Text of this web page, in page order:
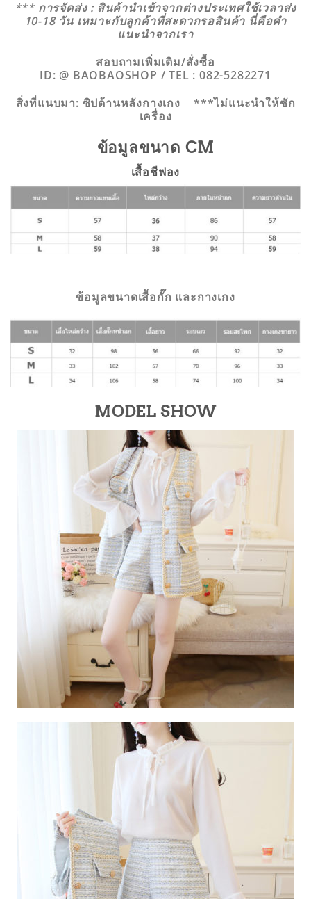
*** การจัดส่ง : สินค้านำเข้าจากต่างประเทศใช้เวลาส่ง
10-18 วัน เหมาะกับลูกค้าที่สะดวกรอสินค้า นี่คือคำ
แนะนำจากเรา
สอบถามเพิ่มเติม/สั่งซื้อ
ID: @ BAOBAOSHOP / TEL : 082-5282271
สิ่งที่แนบมา: ซิปด้านหลังกางเกง ***ไม่แนะนำให้ซัก
เครื่อง
ข้อมูลขนาด CM
เสื้อชีฟอง
ข้อมูลขนาดเสื้อกั๊ก และกางเกง
MODEL SHOW